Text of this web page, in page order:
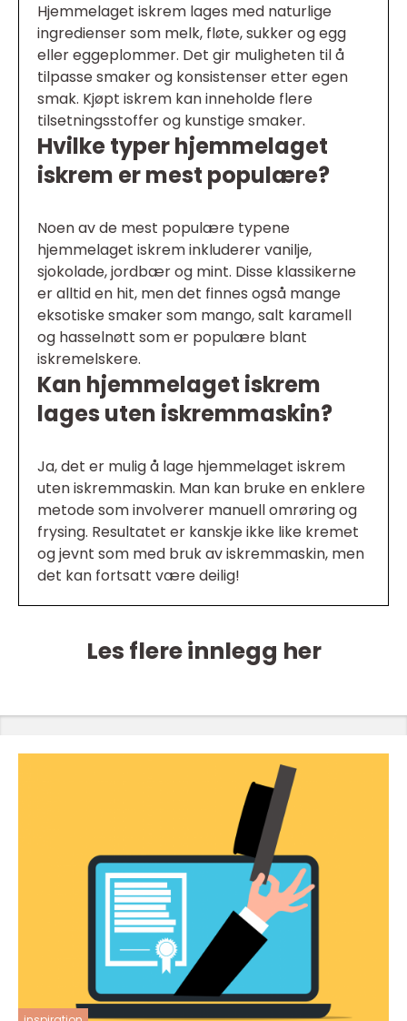
Hjemmelaget iskrem lages med naturlige
ingredienser som melk, fløte, sukker og egg
eller eggeplommer. Det gir muligheten til å
tilpasse smaker og konsistenser etter egen
smak. Kjøpt iskrem kan inneholde flere
tilsetningsstoffer og kunstige smaker.
Hvilke typer hjemmelaget
iskrem er mest populære?
Noen av de mest populære typene
hjemmelaget iskrem inkluderer vanilje,
sjokolade, jordbær og mint. Disse klassikerne
er alltid en hit, men det finnes også mange
eksotiske smaker som mango, salt karamell
og hasselnøtt som er populære blant
iskremelskere.
Kan hjemmelaget iskrem
lages uten iskremmaskin?
Ja, det er mulig å lage hjemmelaget iskrem
uten iskremmaskin. Man kan bruke en enklere
metode som involverer manuell omrøring og
frysing. Resultatet er kanskje ikke like kremet
og jevnt som med bruk av iskremmaskin, men
det kan fortsatt være deilig!
Les flere innlegg her